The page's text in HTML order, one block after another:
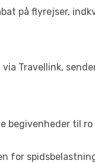
på flyrejser,
Travellink,
begivenheder til
for